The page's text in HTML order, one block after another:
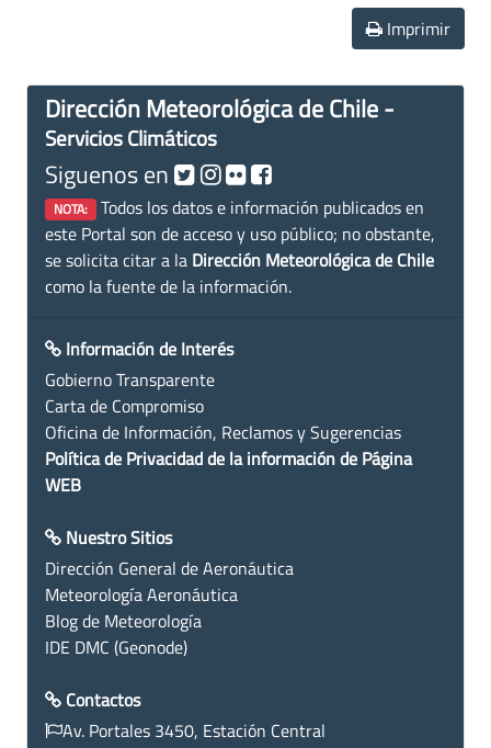
Imprimir
Dirección Meteorológica de Chile -
Servicios Climáticos
Siguenos en
NOTA: Todos los datos e información publicados en
este Portal son de acceso y uso público; no obstante,
se solicita citar a la Dirección Meteorológica de Chile
como la fuente de la información.
Información de Interés
Gobierno Transparente
Carta de Compromiso
Oficina de Información, Reclamos y Sugerencias
Política de Privacidad de la información de Página
WEB
Nuestro Sitios
Dirección General de Aeronáutica
Meteorología Aeronáutica
Blog de Meteorología
IDE DMC (Geonode)
Contactos
Av. Portales 3450, Estación Central